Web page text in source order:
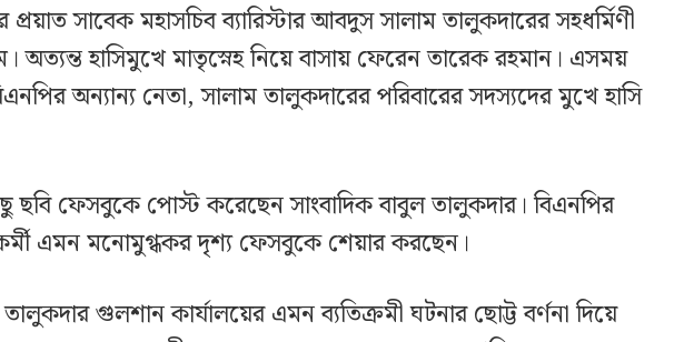
প্রয়াত সাবেক মহাসচিব ব্যারিস্টার আবদুস সালাম তালুকদারের সহধর্মিণী
অত্যন্ত হাসিমুখে মাতৃস্নেহ নিয়ে বাসায় ফেরেন তারেক রহমান। এসময়
অন্যান্য নেতা, সালাম তালুকদারের পরিবারের সদস্যদের মুখে হাসি
ছবি ফেসবুকে পোস্ট করেছেন সাংবাদিক বাবুল তালুকদার। বিএনপির
এমন মনোমুগ্ধকর দৃশ্য ফেসবুকে শেয়ার করছেন।
গুলশান কার্যালয়ের এমন ব্যতিক্রমী ঘটনার ছোট্ট বর্ণনা দিয়ে